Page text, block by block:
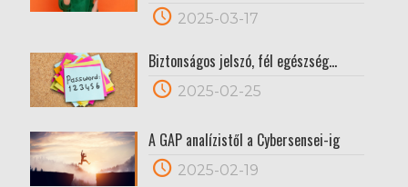
2025-03-17
Biztonságos jelszó, fél egészség…
2025-02-25
A GAP analízistől a Cybersensei-ig
2025-02-19